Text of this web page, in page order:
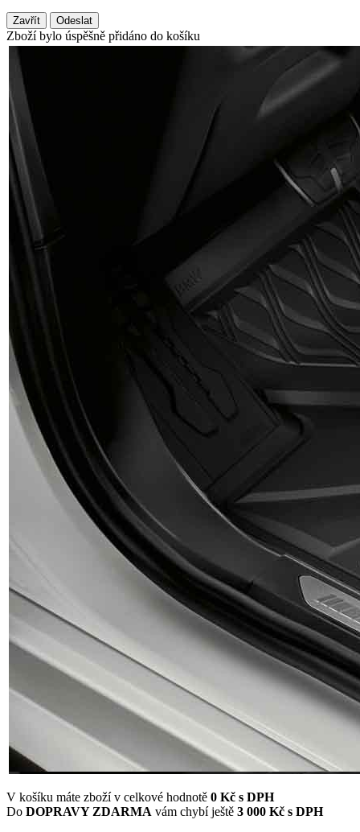
Zavřít Odeslat
Zboží bylo úspěšně přidáno do košíku
V košíku máte zboží v celkové hodnotě 0 Kč s DPH
Do DOPRAVY ZDARMA vám chybí ještě 3 000 Kč s DPH